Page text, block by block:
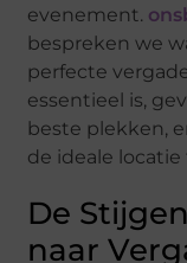
evenement.
bespreken we
perfecte
essentieel is,
beste plekken,
de ideale
De
naar